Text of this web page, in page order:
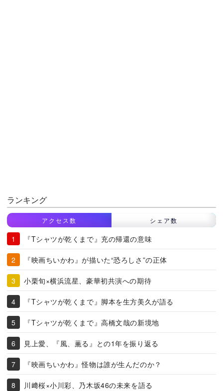
ランキング
アクセス数 シェア数
『Tシャツが乾くまで』充の帰還の意味
『映画ちいかわ』が描いた“恐ろしさ”の正体
小栗旬×横浜流星、豪華初共演への期待
『Tシャツが乾くまで』脚本を生方美久が語る
『Tシャツが乾くまで』高橋文哉の新境地
見上愛、『風、薫る』との1年を振り返る
『映画ちいかわ』怪物は誰が生んだのか？
川﨑桜×小川彩、乃木坂46の未来を語る